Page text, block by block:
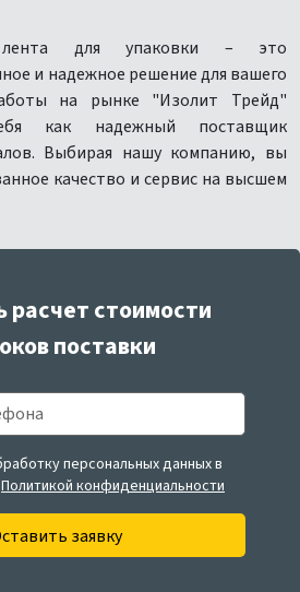
лента для упаковки – это
и надежное решение для вашего
на рынке "Изолит Трейд"
как надежный поставщик
Выбирая нашу компанию, вы
качество и сервис на высшем
расчет стоимости
поставки
персональных данных в
Политикой конфиденциальности
заявку